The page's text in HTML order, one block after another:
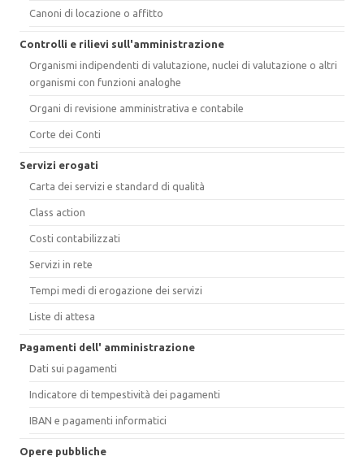
Canoni di locazione o affitto
Controlli e rilievi sull'amministrazione
Organismi indipendenti di valutazione, nuclei di valutazione o altri
organismi con funzioni analoghe
Organi di revisione amministrativa e contabile
Corte dei Conti
Servizi erogati
Carta dei servizi e standard di qualità
Class action
Costi contabilizzati
Servizi in rete
Tempi medi di erogazione dei servizi
Liste di attesa
Pagamenti dell' amministrazione
Dati sui pagamenti
Indicatore di tempestività dei pagamenti
IBAN e pagamenti informatici
Opere pubbliche